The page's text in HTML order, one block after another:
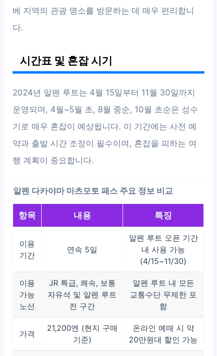
베 지역의 관광 명소를 방문하는 데 매우 편리합니
다.
시간표 및 혼잡 시기
2024년 알펜 루트는 4월 15일부터 11월 30일까지
운영되며, 4월~5월 초, 8월 중순, 10월 초순은 성수
기로 매우 혼잡이 예상됩니다. 이 기간에는 사전 예
약과 출발 시간 조정이 필수이며, 혼잡을 피하는 여
행 계획이 중요합니다.
알펜 다카야마 마츠모토 패스 주요 정보 비교
항목 내용 특징
이용
기간
연속 5일
알펜 루트 오픈 기간
내 사용 가능
(4/15~11/30)
이용
가능
노선
JR 특급, 쾌속, 보통
자유석 및 알펜 루트
전 구간
알펜 루트 내 모든
교통수단 무제한 포
함
가격
21,200엔 (현지 구매
기준)
온라인 예매 시 약
20만원대 할인 가능